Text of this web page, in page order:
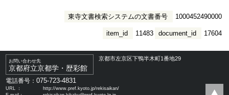
東寺文書検索システムの文書番号 1000452490000
document_id 17604
item_id 11483
お問い合わせ先
京都府立京都学・歴彩館
京都市左京区下鴨半木町1番地29
電話番号：075-723-4831
URL ：
http://www.pref.kyoto.jp/rekisaikan/